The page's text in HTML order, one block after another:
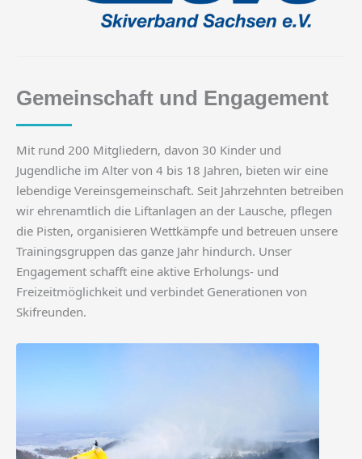
Gemeinschaft und Engagement
Mit rund 200 Mitgliedern, davon 30 Kinder und
Jugendliche im Alter von 4 bis 18 Jahren, bieten wir eine
lebendige Vereinsgemeinschaft. Seit Jahrzehnten betreiben
wir ehrenamtlich die Liftanlagen an der Lausche, pflegen
die Pisten, organisieren Wettkämpfe und betreuen unsere
Trainingsgruppen das ganze Jahr hindurch. Unser
Engagement schafft eine aktive Erholungs- und
Freizeitmöglichkeit und verbindet Generationen von
Skifreunden.